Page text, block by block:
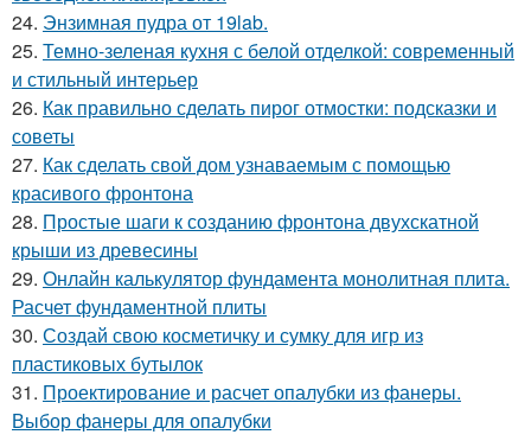
24. Энзимная пудра от 19lab.
25. Темно-зеленая кухня с белой отделкой: современный
и стильный интерьер
26. Как правильно сделать пирог отмостки: подсказки и
советы
27. Как сделать свой дом узнаваемым с помощью
красивого фронтона
28. Простые шаги к созданию фронтона двухскатной
крыши из древесины
29. Онлайн калькулятор фундамента монолитная плита.
Расчет фундаментной плиты
30. Создай свою косметичку и сумку для игр из
пластиковых бутылок
31. Проектирование и расчет опалубки из фанеры.
Выбор фанеры для опалубки